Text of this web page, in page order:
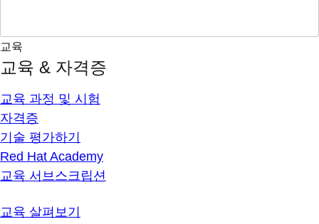
교육
교육 & 자격증
교육 과정 및 시험
자격증
기술 평가하기
Red Hat Academy
교육 서브스크립션
교육 살펴보기